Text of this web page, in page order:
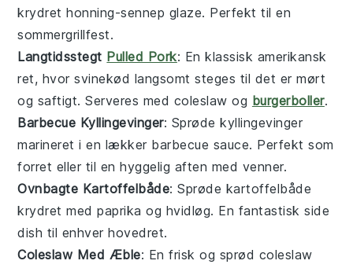
krydrethonning-sennep glaze. Perfekt til en
sommergrillfest.
Langtidsstegt Pulled Pork: En klassisk amerikansk
ret, hvorsvinekød langsomt steges til det er mørt
og saftigt. Serveres med coleslaw og burgerboller.
Barbecue Kyllingevinger: Sprødekyllingevinger
marineret i en lækker barbecue sauce. Perfekt som
forret eller til en hyggelig aften med venner.
Ovnbagte Kartoffelbåde: Sprøde kartoffelbåde
krydret medpaprika og hvidløg. En fantastisk side
dish til enhver hovedret.
Coleslaw Med Æble: En frisk og sprød coleslaw